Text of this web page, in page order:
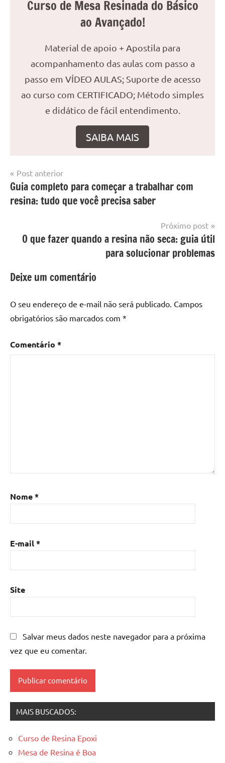
Curso de Mesa Resinada do Básico
ao Avançado!
Material de apoio + Apostila para
acompanhamento das aulas com passo a
passo em VÍDEO AULAS; Suporte de acesso
ao curso com CERTIFICADO; Método simples
e didático de fácil entendimento.
SAIBA MAIS
Marcado
com
mesa
Mesa
epoxi
mesa
madeira,
Mesa
madeira
com
de
com
madeira
mesa
epoxi
mesa
de
mesas
resinadas
Mesa
resinada
Navegação
de
Post
Post anterior
Guia completo para começar a trabalhar com
resina: tudo que você precisa saber
Próximo post
O que fazer quando a resina não seca: guia útil
para solucionar problemas
Deixe um comentário
O seu endereço de e-mail não será publicado. Campos
obrigatórios são marcados com *
Comentário *
Nome*
E-mail*
Site
Salvar meus dados neste navegador para a próxima
vez que eu comentar.
MAIS BUSCADOS:
Curso de Resina Epoxi
Mesa de Resina é Boa